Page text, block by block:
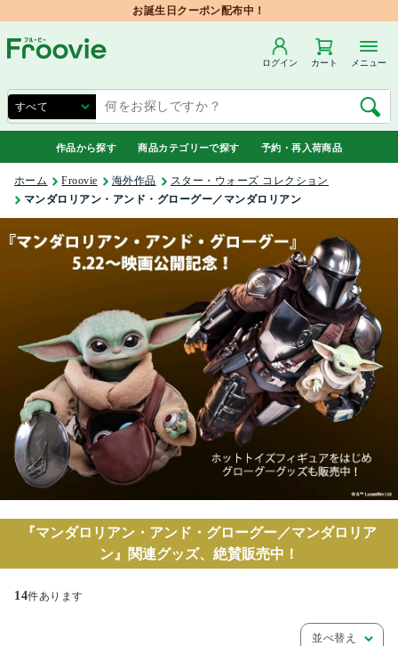
お誕生日クーポン配布中！
ログイン カート メニュー
作品から探す 商品カテゴリーで探す 予約・再入荷商品
ホーム Froovie 海外作品
スター・ウォーズ コレクション
マンダロリアン・アンド・グローグー／マンダロリアン
『マンダロリアン・アンド・グローグー／マンダロリア
ン』関連グッズ、絶賛販売中！
14件あります
並べ替え